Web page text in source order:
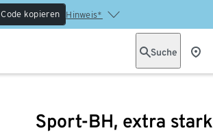
Code kopieren Hinweis*
Suche
Sport-BH, extra stark